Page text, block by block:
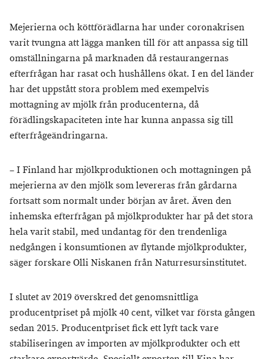
Mejerierna och köttförädlarna har under coronakrisen
varit tvungna att lägga manken till för att anpassa sig till
omställningarna på marknaden då restaurangernas
efterfrågan har rasat och hushållens ökat. I en del länder
har det uppstått stora problem med exempelvis
mottagning av mjölk från producenterna, då
förädlingskapaciteten inte har kunna anpassa sig till
efterfrågeändringarna.
– I Finland har mjölkproduktionen och mottagningen på
mejerierna av den mjölk som levereras från gårdarna
fortsatt som normalt under början av året. Även den
inhemska efterfrågan på mjölkprodukter har på det stora
hela varit stabil, med undantag för den trendenliga
nedgången i konsumtionen av flytande mjölkprodukter,
säger forskare Olli Niskanen från Naturresursinstitutet.
I slutet av 2019 överskred det genomsnittliga
producentpriset på mjölk 40 cent, vilket var första gången
sedan 2015. Producentpriset fick ett lyft tack vare
stabiliseringen av importen av mjölkprodukter och ett